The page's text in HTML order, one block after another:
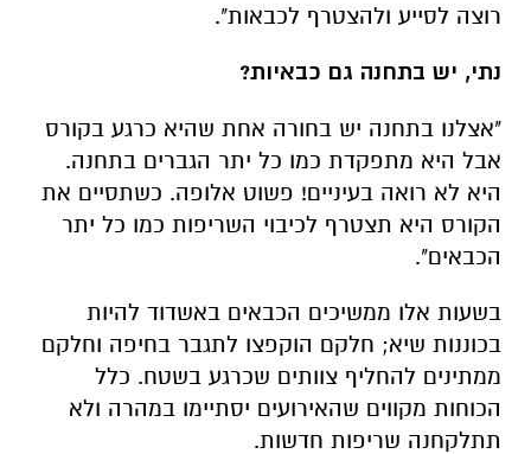
רוצה לסייע ולהצטרף לכבאות".
נתי, יש בתחנה גם כבאיות?
"אצלנו בתחנה יש בחורה אחת שהיא כרגע בקורס
אבל היא מתפקדת כמו כל יתר הגברים בתחנה.
היא לא רואה בעיניים! פשוט אלופה. כשתסיים את
הקורס היא תצטרף לכיבוי השריפות כמו כל יתר
הכבאים".
בשעות אלו ממשיכים הכבאים באשדוד להיות
בכוננות שיא; חלקם הוקפצו לתגבר בחיפה וחלקם
ממתינים להחליף צוותים שכרגע בשטח. כלל
הכוחות מקווים שהאירועים יסתיימו במהרה ולא
תתלקחנה שריפות חדשות.